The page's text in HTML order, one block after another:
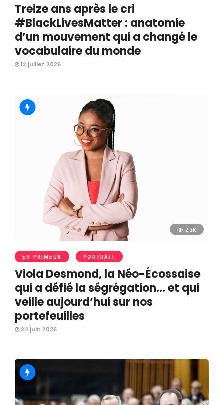
Treize ans après le cri
#BlackLivesMatter : anatomie
d’un mouvement qui a changé le
vocabulaire du monde
12 juillet 2026
2.2K
EN PRIMEUR PORTRAIT
Viola Desmond, la Néo-Écossaise
qui a défié la ségrégation… et qui
veille aujourd’hui sur nos
portefeuilles
24 juin 2026